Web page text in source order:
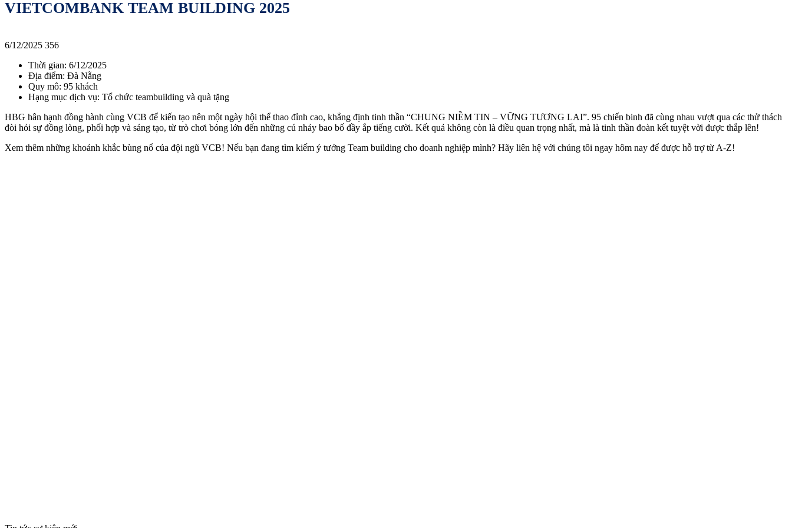
VIETCOMBANK TEAM BUILDING 2025
6/12/2025 356
Thời gian: 6/12/2025
Địa điểm: Đà Nẵng
Quy mô: 95 khách
Hạng mục dịch vụ: Tổ chức teambuilding và quà tặng
HBG hân hạnh đồng hành cùng VCB để kiến tạo nên một ngày hội thể thao đỉnh cao, khẳng định tinh thần “CHUNG NIỀM TIN – VỮNG TƯƠNG LAI”. 95 chiến binh đã cùng nhau vượt qua các thử thách
đòi hỏi sự đồng lòng, phối hợp và sáng tạo, từ trò chơi bóng lớn đến những cú nhảy bao bố đầy ắp tiếng cười. Kết quả không còn là điều quan trọng nhất, mà là tinh thần đoàn kết tuyệt vời được thắp lên!
Xem thêm những khoảnh khắc bùng nổ của đội ngũ VCB! Nếu bạn đang tìm kiếm ý tưởng Team building cho doanh nghiệp mình? Hãy liên hệ với chúng tôi ngay hôm nay để được hỗ trợ từ A-Z!